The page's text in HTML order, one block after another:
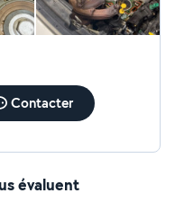
Contacter
évaluent